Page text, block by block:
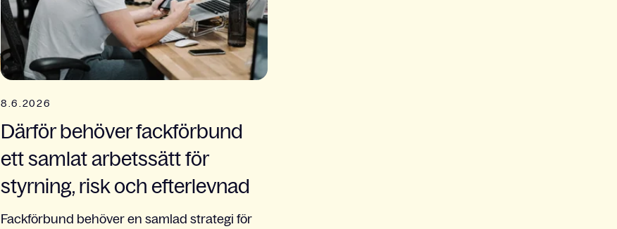
8.6.2026
Därför behöver fackförbund
ett samlat arbetssätt för
styrning, risk och efterlevnad
Fackförbund behöver en samlad strategi för